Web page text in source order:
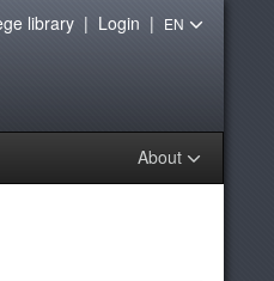
About
library| Login | EN